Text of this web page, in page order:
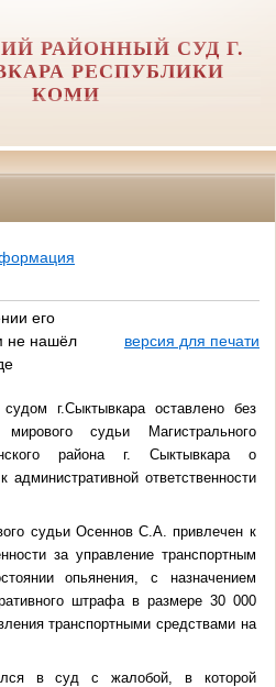
РАЙОННЫЙ СУД Г.
РЕСПУБЛИКИ
КОМИ
его
не нашёл
версия для печати
г.Сыктывкара оставлено без
мирового судьи Магистрального
района г. Сыктывкара о
ответственности
судьи Осеннов С.А.
привлечен к
за управление транспортным
опьянения, с назначением
штрафа в размере 30 000
транспортными средствами на
в суд с жалобой, в которой